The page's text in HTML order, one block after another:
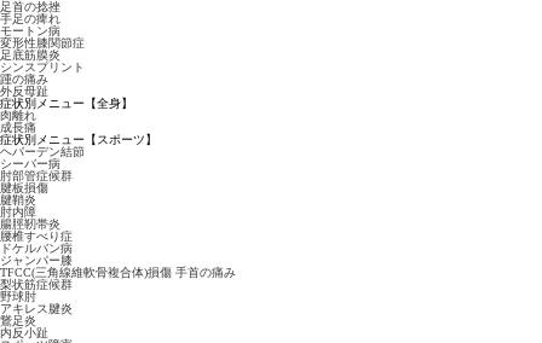
足首の捻挫
手足の痺れ
モートン病
変形性膝関節症
足底筋膜炎
シンスプリント
踵の痛み
外反母趾
症状別メニュー【全身】
肉離れ
成長痛
症状別メニュー【スポーツ】
ヘバーデン結節
シーバー病
肘部管症候群
腱板損傷
腱鞘炎
肘内障
腸脛靭帯炎
腰椎すべり症
ドケルバン病
ジャンパー膝
TFCC(三角線維軟骨複合体)損傷 手首の痛み
梨状筋症候群
野球肘
アキレス腱炎
鵞足炎
内反小趾